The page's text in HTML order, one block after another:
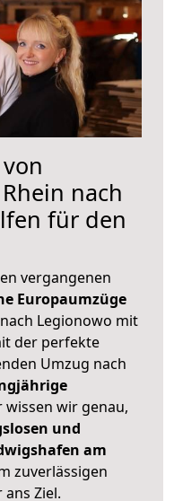
nach
für den
vergangenen
Europaumzüge
Legionowo mit
der perfekte
Umzug nach
wir genau,
und
am
zuverlässigen
Ziel.